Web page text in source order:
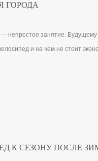
ГОРОДА
непростое занятие.
и на чем не стоит
К СЕЗОНУ ПОСЛЕ